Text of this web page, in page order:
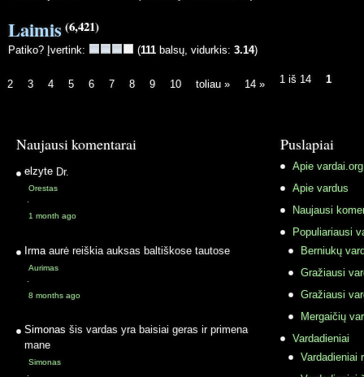
Laimis(6,421)
Patiko? Įvertink: (111 balsų, vidurkis: 3.14)
1 iš 14 1
2 3 4 5 6 7 8 9 10 toliau » 14 »
Naujausi komentarai
elzyte Dr.
Orestas
·
1 month ago
Irma aurė reiškia auksas baltiškose tautose
Aurimas
·
8 months ago
Simonas šis vardas yra baisiai geras ir primena
mane
Simonas
Puslapiai
Apie vardai.org
Apie vardus
Naujausi
Populiariausi
Berniukų
Gražiausi
Gražiausi
Mergaičių
Vardadieniai
Vardadieniai